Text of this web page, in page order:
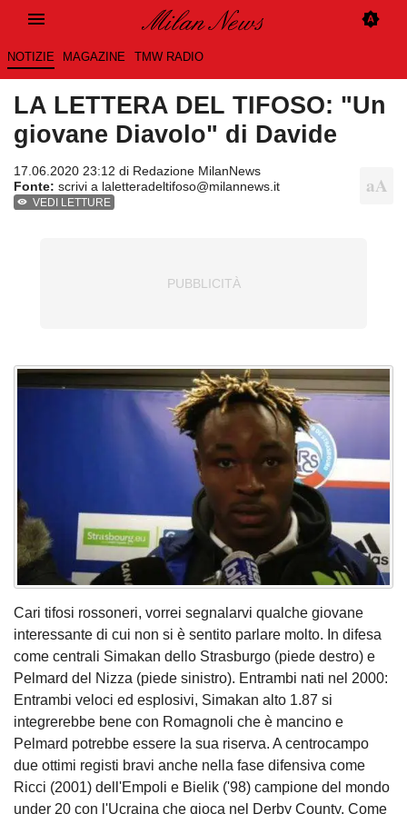
NOTIZIE MAGAZINE TMW RADIO
LA LETTERA DEL TIFOSO: "Un
giovane Diavolo" di Davide
17.06.2020 23:12 di Redazione MilanNews
Fonte: scrivi a laletteradeltifoso@milannews.it
VEDI LETTURE
Cari tifosi rossoneri, vorrei segnalarvi qualche giovane
interessante di cui non si è sentito parlare molto. In difesa
come centrali Simakan dello Strasburgo (piede destro) e
Pelmard del Nizza (piede sinistro). Entrambi nati nel 2000:
Entrambi veloci ed esplosivi, Simakan alto 1.87 si
integrerebbe bene con Romagnoli che è mancino e
Pelmard potrebbe essere la sua riserva. A centrocampo
due ottimi registi bravi anche nella fase difensiva come
Ricci (2001) dell'Empoli e Bielik ('98) campione del mondo
under 20 con l'Ucraina che gioca nel Derby County. Come